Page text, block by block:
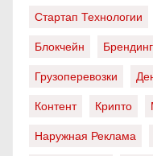
Стартап Технологии
Блокчейн
Брендинг
Грузоперевозки
Контент
Крипто
Наружная Реклама